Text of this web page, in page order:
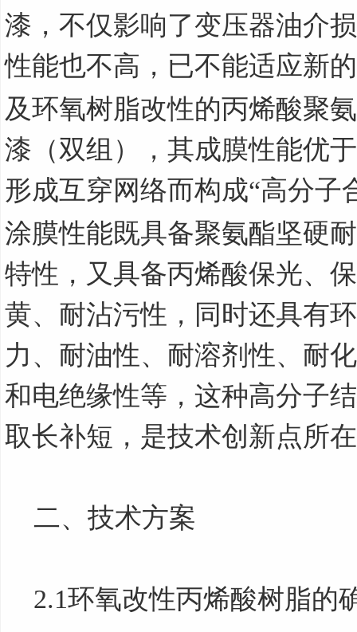
漆，不仅影响了变压器油介
性能也不高，已不能适应新
及环氧树脂改性的丙烯酸聚
漆（双组），其成膜性能优
形成互穿网络而构成“高分子
涂膜性能既具备聚氨酯坚硬
特性，又具备丙烯酸保光、
黄、耐沾污性，同时还具有
力、耐油性、耐溶剂性、耐
和电绝缘性等，这种高分子
取长补短，是技术创新点所
二、技术方案
2.1环氧改性丙烯酸树脂的